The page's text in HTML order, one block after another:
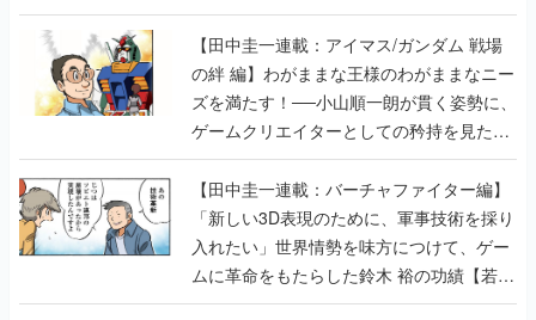
【田中圭一連載：アイマス/ガンダム 戦場
の絆 編】わがままな王様のわがままなニー
ズを満たす！──小山順一朗が貫く姿勢に、
ゲームクリエイターとしての矜持を見た
【若ゲのいたり最終回】
【田中圭一連載：バーチャファイター編】
「新しい3D表現のために、軍事技術を採り
入れたい」世界情勢を味方につけて、ゲー
ムに革命をもたらした鈴木 裕の功績【若ゲ
のいたり】